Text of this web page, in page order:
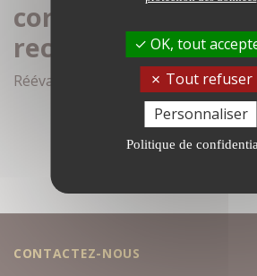
correspond à votre
recherche
Réévaluez vos critères de
CONTACTEZ-NOUS
OK, tout
Tout refuser
Personnaliser
Politique de